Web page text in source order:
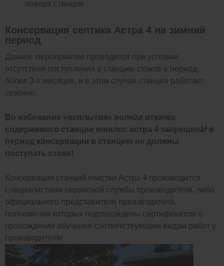
поверх станции
Консервация септика Астра 4 на зимний
период
Данное мероприятие проводится при условии
отсутствия поступления в станцию стоков в период
более 3-х месяцев, и в этом случае станция работает
сезонно.
Во избежание «всплытия» полная откачка
содержимого станции юнилос астра 4 запрещена! в
период консервации в станцию не должны
поступать стоки!
Консервация станций очистки Астра 4 производится
специалистами сервисной службы производителя, либо
официального представителя производителя,
полномочия которых подтверждены сертификатом о
прохождении обучения соответствующим видам работ у
производителя!